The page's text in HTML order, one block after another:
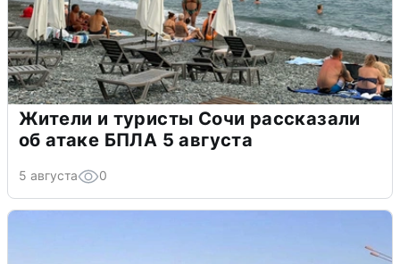
Жители и туристы Сочи рассказали
об атаке БПЛА 5 августа
5 августа 0